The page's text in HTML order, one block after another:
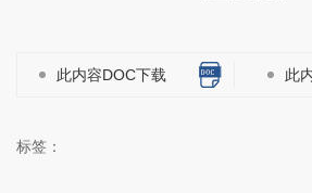
此内容DOC下载 此
标签：